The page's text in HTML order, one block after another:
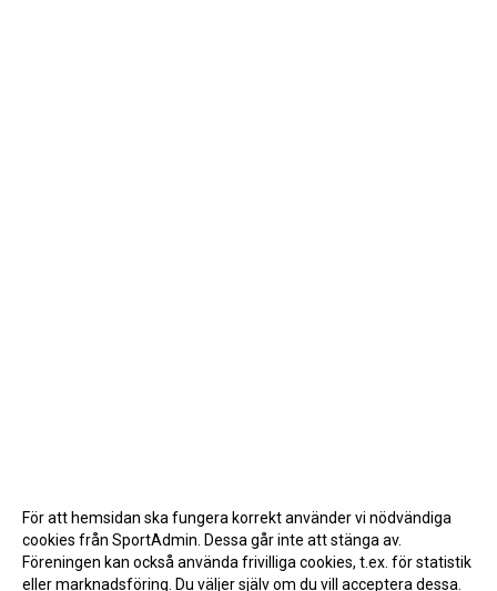
För att hemsidan ska fungera korrekt använder vi nödvändiga
cookies från SportAdmin. Dessa går inte att stänga av.
Föreningen kan också använda frivilliga cookies, t.ex. för statistik
eller marknadsföring. Du väljer själv om du vill acceptera dessa.